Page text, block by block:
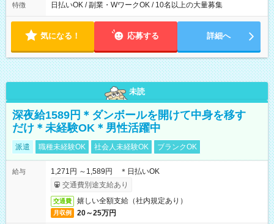
特徴 日払いOK / 副業・WワークOK / 10名以上の大量募集
気になる！ 応募する 詳細へ
未読
深夜給1589円＊ダンボールを開けて中身を移す
だけ＊未経験OK＊男性活躍中
派遣 職種未経験OK 社会人未経験OK ブランクOK
給与
1,271円 ～1,589円 ＊日払いOK
交通費別途支給あり
交通費 嬉しい全額支給（社内規定あり）
月収例 20～25万円